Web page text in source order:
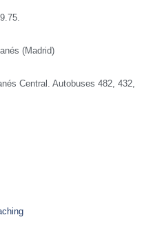
(Madrid)
Central. Autobuses 482, 432,